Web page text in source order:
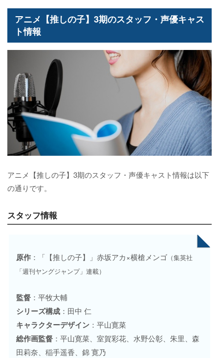
アニメ【推しの子】3期のスタッフ・声優キャス
ト情報
アニメ【推しの子】3期のスタッフ・声優キャスト情報は以下
の通りです。
スタッフ情報
原作：「【推しの子】」赤坂アカ×横槍メンゴ（集英社
「週刊ヤングジャンプ」連載）
監督：平牧大輔
シリーズ構成：田中 仁
キャラクターデザイン：平山寛菜
総作画監督：平山寛菜、室賀彩花、水野公彰、朱里、森
田莉奈、稲手遥香、錦 寛乃